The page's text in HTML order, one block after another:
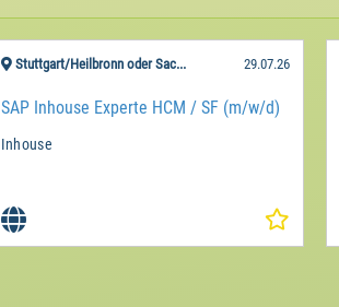
Stuttgart/Heilbronn oder Sac... 29.07.26
SAP Inhouse Experte HCM / SF (m/w/d)
Inhouse